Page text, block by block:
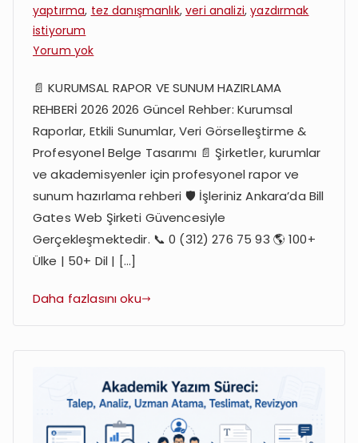
yaptırma, tez danışmanlık,veri analizi,yazdırmak
istiyorum
Yorum yokKurumsal
ve
Sunumlarınızı
Profesyonelce
Yazdırın
📄 KURUMSAL RAPOR VE SUNUM HAZIRLAMA
REHBERİ 2026 2026 Güncel Rehber: Kurumsal
Raporlar, Etkili Sunumlar, Veri Görselleştirme &
Profesyonel Belge Tasarımı 📄 Şirketler, kurumlar
ve akademisyenler için profesyonel rapor ve
sunum hazırlama rehberi 🛡️ İşleriniz Ankara’da Bill
Gates Web Şirketi Güvencesiyle
Gerçekleşmektedir. 📞 0 (312) 276 75 93 🌎 100+
Ülke | 50+ Dil | […]
Daha fazlasını oku